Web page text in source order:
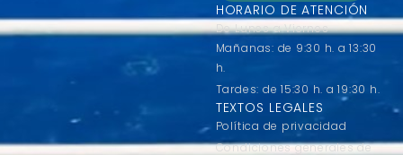
HORARIO DE ATENCIÓN
De Lunes a Viernes
Mañanas: de 9:30 h. a 13:30
h.
Tardes: de 15:30 h. a 19:30 h.
TEXTOS LEGALES
Política de privacidad
Condiciones generales de